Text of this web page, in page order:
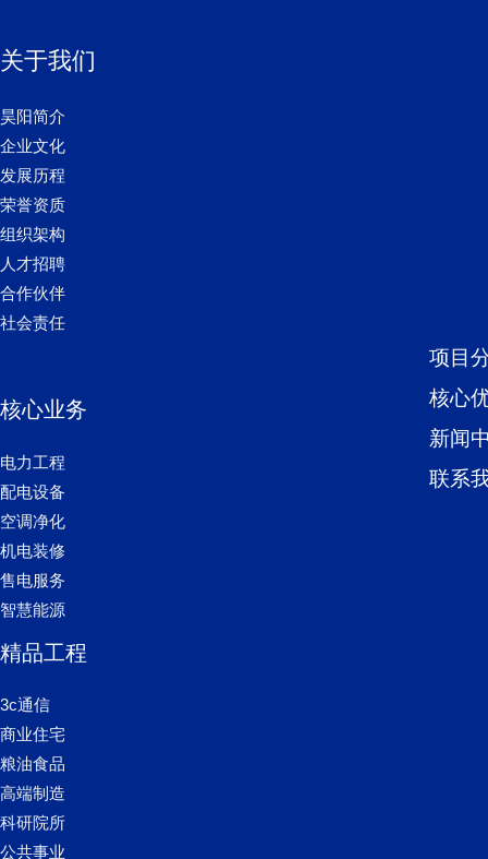
关于我们
昊阳简介
企业文化
发展历程
荣誉资质
组织架构
人才招聘
合作伙伴
社会责任
核心业务
电力工程
配电设备
空调净化
机电装修
售电服务
智慧能源
精品工程
3c通信
商业住宅
粮油食品
高端制造
科研院所
公共事业
项目
核心
新闻
联系